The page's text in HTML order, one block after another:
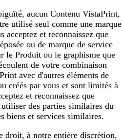
aucun Contenu VistaPrint,
utilisé seul comme une marque
acceptez et reconnaissez que
ou de marque de service
le Produit ou le graphisme que
de votre combinaison
avec d'autres éléments de
créés par vous et sont limités à
et reconnaissez que
des parties similaires du
biens et services similaires.
droit, à notre entière discrétion,